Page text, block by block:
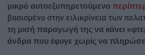
μικρό αυτοεξυπηρετούμενο
βασισμένο στην ειλικρίνεια των
τη μισή παραγωγή της να κάνει
άνδρα που έφυγε χωρίς να